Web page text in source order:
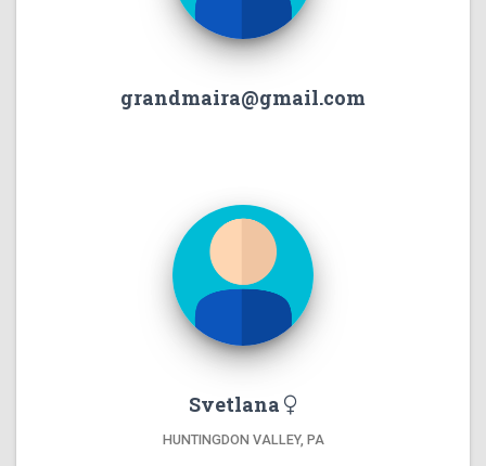
grandmaira@gmail.com
Svetlana
HUNTINGDON VALLEY, PA